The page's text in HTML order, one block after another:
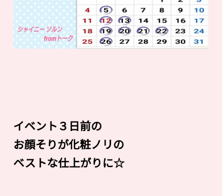
イベント３日前の
お顔そりが化粧ノリの
ベストな仕上がりに☆